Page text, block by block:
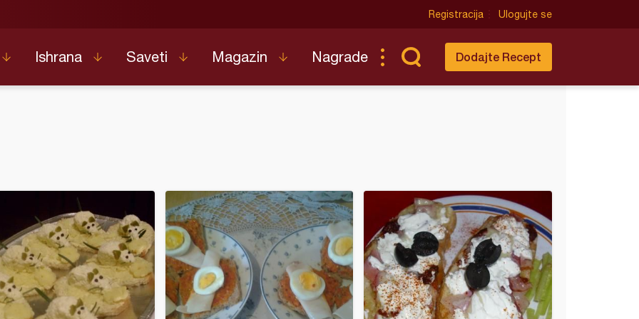
Registracija Ulogujte se
Ishrana Saveti Magazin Nagrade Dodajte Recept